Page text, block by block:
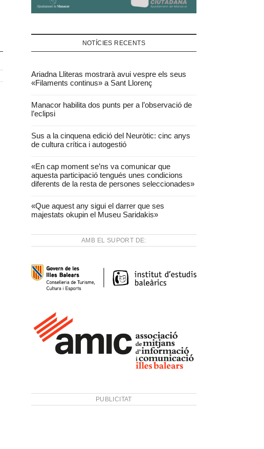
NOTÍCIES RECENTS
Ariadna Lliteras mostrarà avui vespre els seus
«Filaments continus» a Sant Llorenç
Manacor habilita dos punts per a l’observació de
l’eclipsi
Sus a la cinquena edició del Neuròtic: cinc anys
de cultura crítica i autogestió
«En cap moment se’ns va comunicar que
aquesta participació tengués unes condicions
diferents de la resta de persones seleccionades»
«Que aquest any sigui el darrer que ses
majestats okupin el Museu Saridakis»
AMB EL SUPORT DE:
PUBLICITAT